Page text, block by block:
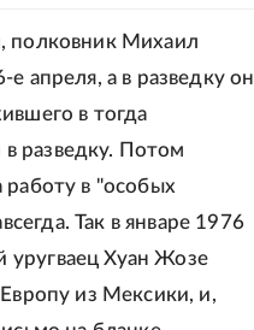
полковник Михаил
апреля, а в разведку он
в тогда
разведку. Потом
работу в "особых
Так в январе 1976
уругваец Хуан Жозе
из Мексики, и,